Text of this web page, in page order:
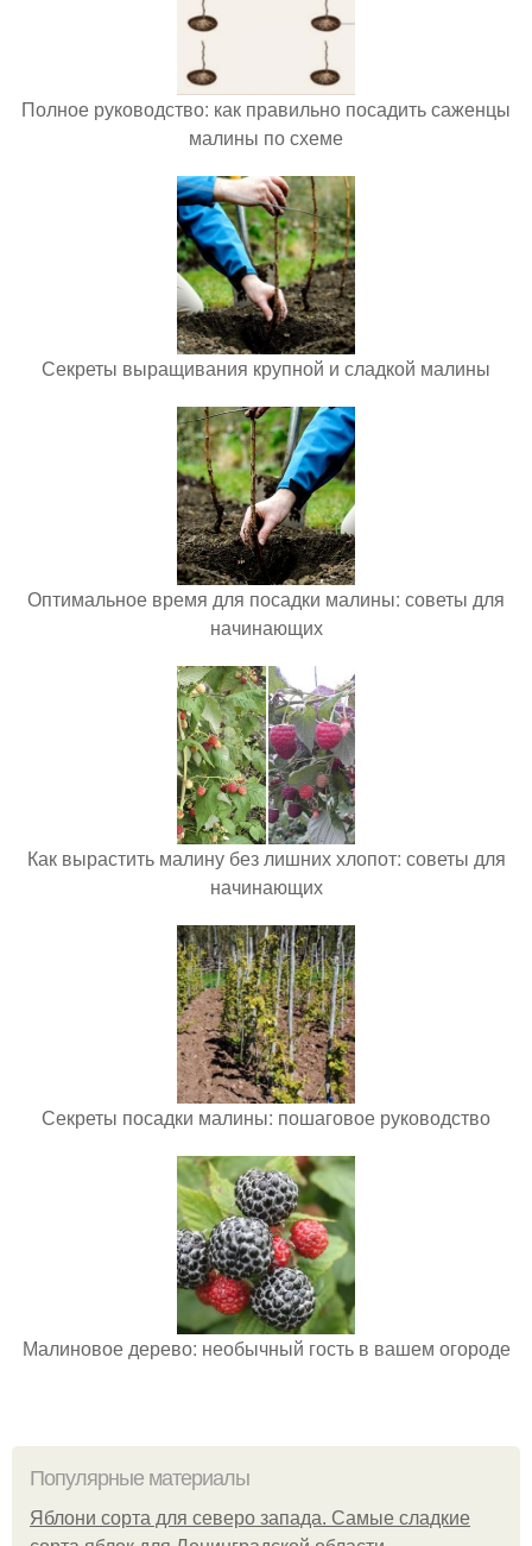
Полное руководство: как правильно посадить саженцы
малины по схеме
Секреты выращивания крупной и сладкой малины
Оптимальное время для посадки малины: советы для
начинающих
Как вырастить малину без лишних хлопот: советы для
начинающих
Секреты посадки малины: пошаговое руководство
Малиновое дерево: необычный гость в вашем огороде
Популярные материалы
Яблони сорта для северо запада. Самые сладкие